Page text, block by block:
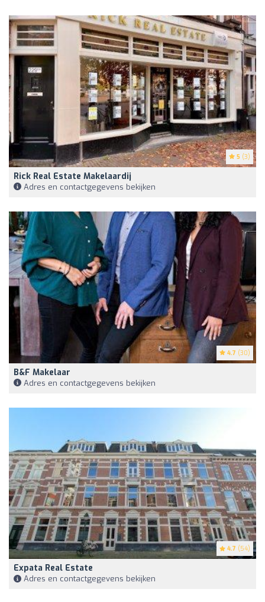
5 (3)
Rick Real Estate Makelaardij
Adres en contactgegevens bekijken
4.7 (30)
B&F Makelaar
Adres en contactgegevens bekijken
4.7 (54)
Expata Real Estate
Adres en contactgegevens bekijken